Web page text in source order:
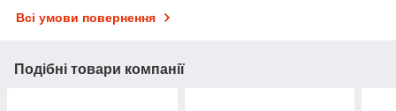
Всі умови повернення
Подібні товари компанії